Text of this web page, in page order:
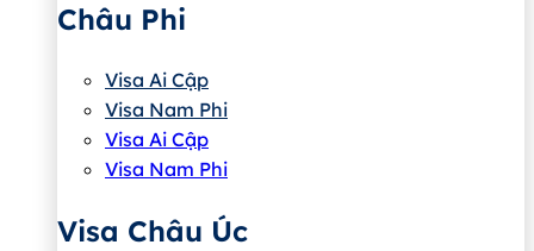
Châu Phi
Visa Ai Cập
Visa Nam Phi
Visa Ai Cập
Visa Nam Phi
Visa Châu Úc